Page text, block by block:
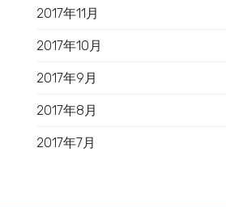
2017年11月
2017年10月
2017年9月
2017年8月
2017年7月